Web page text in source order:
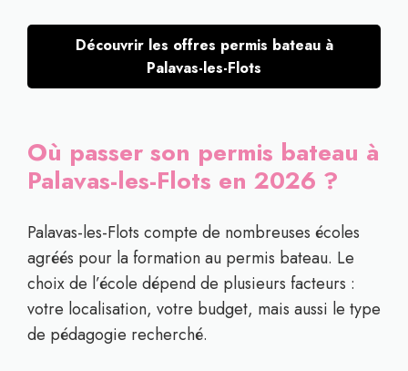
Découvrir les offres permis bateau à
Palavas-les-Flots
Où passer son permis bateau à
Palavas-les-Flots en 2026 ?
Palavas-les-Flots compte de nombreuses écoles
agréés pour la formation au permis bateau. Le
choix de l’école dépend de plusieurs facteurs :
votre localisation, votre budget, mais aussi le type
de pédagogie recherché.